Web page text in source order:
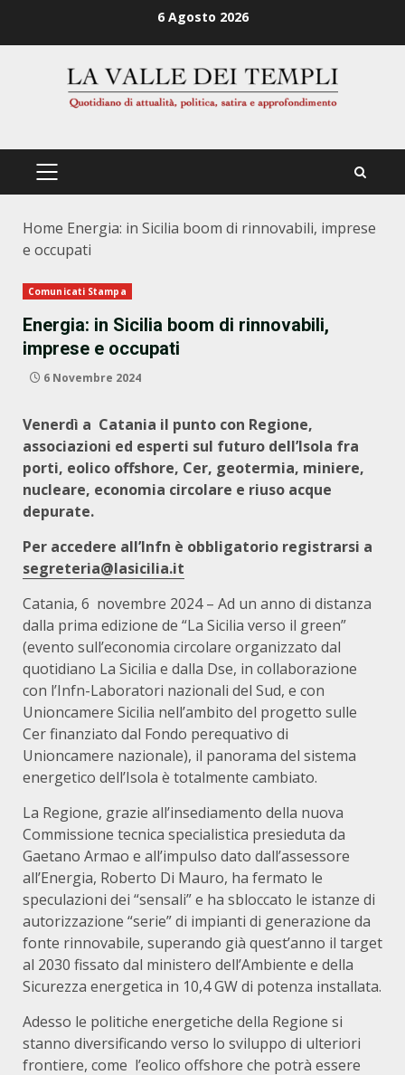
6 Agosto 2026
PRIMÄRES
Home Energia: in Sicilia boom di rinnovabili, imprese
e occupati
Comunicati Stampa
Energia: in Sicilia boom di rinnovabili,
imprese e occupati
6 Novembre 2024
Venerdì a Catania il punto con Regione,
associazioni ed esperti sul futuro dell’Isola fra
porti, eolico offshore, Cer, geotermia, miniere,
nucleare, economia circolare e riuso acque
depurate.
Per accedere all’Infn è obbligatorio registrarsi a
segreteria@lasicilia.it
Catania, 6 novembre 2024 – Ad un anno di distanza
dalla prima edizione de “La Sicilia verso il green”
(evento sull’economia circolare organizzato dal
quotidiano La Sicilia e dalla Dse, in collaborazione
con l’Infn-Laboratori nazionali del Sud, e con
Unioncamere Sicilia nell’ambito del progetto sulle
Cer finanziato dal Fondo perequativo di
Unioncamere nazionale), il panorama del sistema
energetico dell’Isola è totalmente cambiato.
La Regione, grazie all’insediamento della nuova
Commissione tecnica specialistica presieduta da
Gaetano Armao e all’impulso dato dall’assessore
all’Energia, Roberto Di Mauro, ha fermato le
speculazioni dei “sensali” e ha sbloccato le istanze di
autorizzazione “serie” di impianti di generazione da
fonte rinnovabile, superando già quest’anno il target
al 2030 fissato dal ministero dell’Ambiente e della
Sicurezza energetica in 10,4 GW di potenza installata.
Adesso le politiche energetiche della Regione si
stanno diversificando verso lo sviluppo di ulteriori
frontiere, come l’eolico offshore che potrà essere